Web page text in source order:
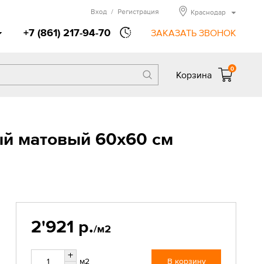
+7 (861) 217-94-70 ЗАКАЗАТЬ ЗВОНОК
Вход / Регистрация Краснодар
Корзина
0
матовый 60х60 см
2'921 р./м2
+
м2 В корзину